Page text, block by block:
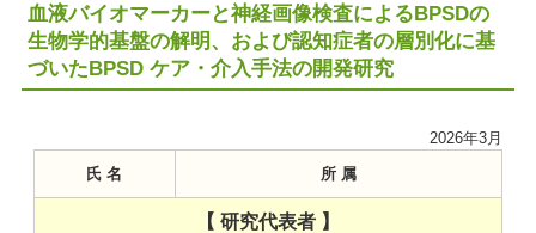
血液バイオマーカーと神経画像検査によるBPSDの
生物学的基盤の解明、および認知症者の層別化に基
づいたBPSD ケア・介入手法の開発研究
2026年3月
氏 名
所 属
【 研究代表者 】